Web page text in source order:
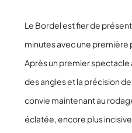
Le Bordel est fier de
minutes avec une première
Après un premier spectacle
des angles et la précision
convie maintenant au
éclatée, encore plus